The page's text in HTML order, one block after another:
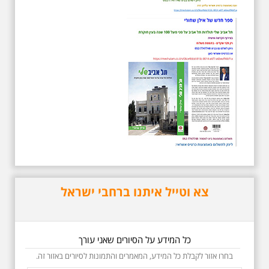
5.6.2026 שישי בבוקר
ב-10:00 אריק איינשטיין
וגם קצת אלתרמן סיור
מיוחד בעקבות חייו
ושיריוו - עטור מצחך זהב
שחור תחנות תל אביביות
מחייו של אריק איינשטיין -
מתאים גם למשפחות -
בשנה השלוש עשרה לפטירתו סיור
באחדים מתחנותיו של אריק איינשטיין
בתל-אביב. החל ממקום ילדותו, דרך
המקומות שהזכיר בשיריו. מקום
הסיור ליד קברו בבית הקברות
טרומפלדור. תוצרת הארץ
צא וטייל איתנו ברחבי ישראל
כל המידע על הסיורים שאני עורך
בחרו אזור לקבלת כל המידע, המאמרים והתמונות לסיורים באזור זה.